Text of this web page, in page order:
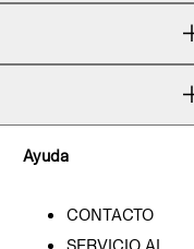
Ayuda
CONTACTO